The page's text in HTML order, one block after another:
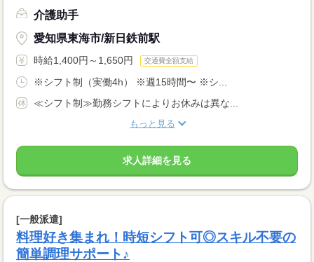
介護助手
愛知県東海市/新日鉄前駅
時給1,400円～1,650円 交通費全額支給
※シフト制（実働4h） ※週15時間〜 ※シ...
≪シフト制≫勤務シフトによりお休みは異な...
もっと見る
求人詳細を見る
[一般派遣]
料理好き集まれ！時短シフト可◎スキル不要の
簡単調理サポート♪